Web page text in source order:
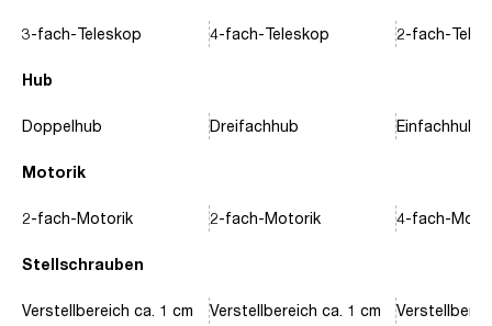
Hub
Motorik
Stellschrauben
3-fach-Teleskop
Doppelhub
2-fach-Motorik
Verstellbereich ca. 1 cm
4-fach-Teleskop
Dreifachhub
2-fach-Motorik
Verstellbereich ca. 1 cm
2-fach-
Einfachhub
4-fach-